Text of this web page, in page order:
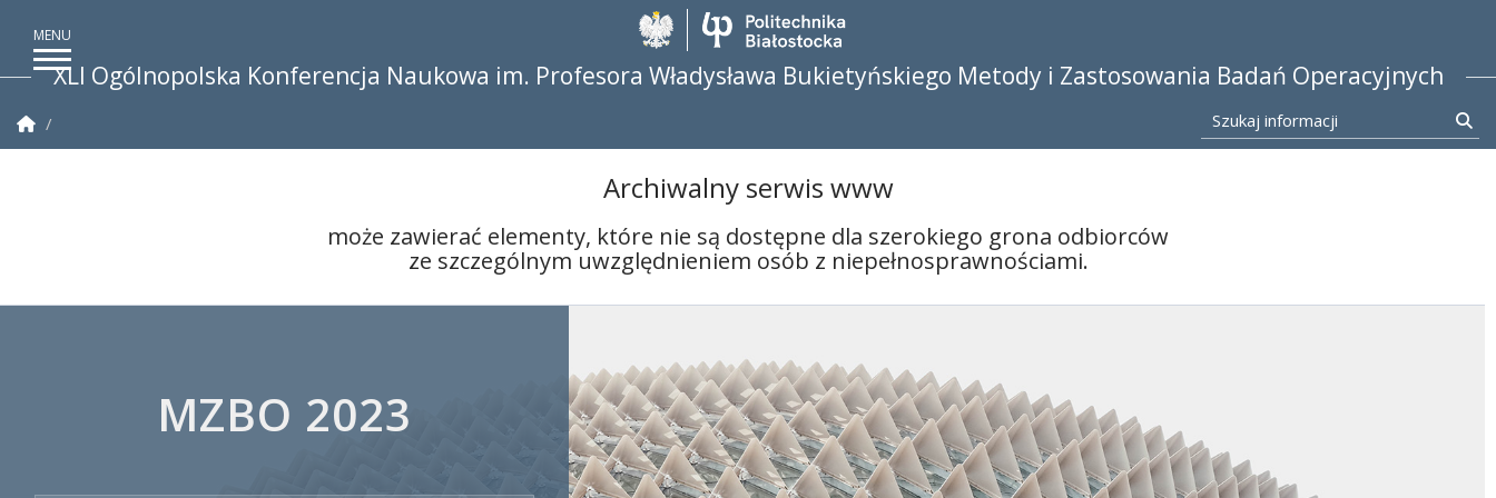
XLI Ogólnopolska Konferencja Naukowa im. Profesora Władysława Bukietyńskiego Metody i Zastosowania Badań Operacyjnych
Strona Główna Szukaj informacji
Archiwalny serwis www
może zawierać elementy, które nie są dostępne dla szerokiego grona odbiorców
ze szczególnym uwzględnieniem osób z niepełnosprawnościami.
XLI Ogólnopolska Konferencja Naukowa im. Profesora Władysława Bukietyńskiego
MZBO 2023